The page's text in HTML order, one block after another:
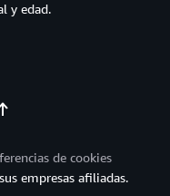
y edad.
de cookies
empresas afiliadas.